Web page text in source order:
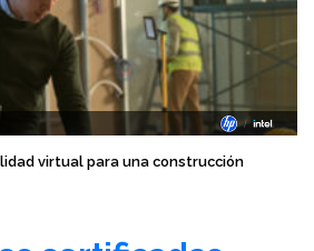
virtual para una construcción